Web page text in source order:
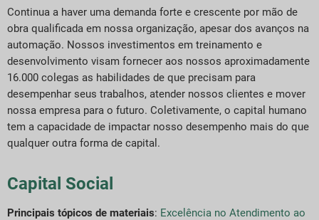
Continua a haver uma demanda forte e crescente por mão de
obra qualificada em nossa organização, apesar dos avanços na
automação. Nossos investimentos em treinamento e
desenvolvimento visam fornecer aos nossos aproximadamente
16.000 colegas as habilidades de que precisam para
desempenhar seus trabalhos, atender nossos clientes e mover
nossa empresa para o futuro. Coletivamente, o capital humano
tem a capacidade de impactar nosso desempenho mais do que
qualquer outra forma de capital.
Capital Social
Principais tópicos de materiais: Excelência no Atendimento ao